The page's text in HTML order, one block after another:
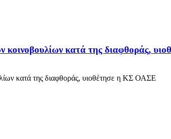
κοινοβουλίων κατά της διαφθοράς,